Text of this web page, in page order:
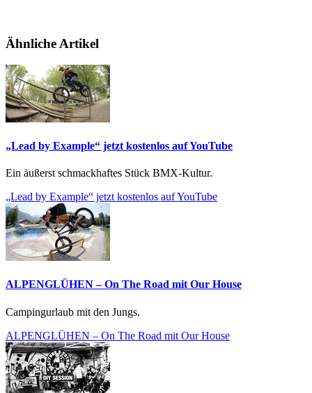
Ähnliche Artikel
„Lead by Example“ jetzt kostenlos auf YouTube
Ein äußerst schmackhaftes Stück BMX-Kultur.
„Lead by Example“ jetzt kostenlos auf YouTube
ALPENGLÜHEN – On The Road mit Our House
Campingurlaub mit den Jungs.
ALPENGLÜHEN – On The Road mit Our House